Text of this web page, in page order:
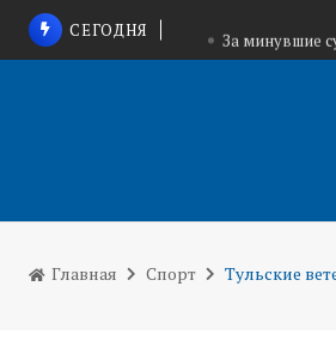
СЕГОДНЯ За минувшие
Дмитрий
Главная Спорт Тульские